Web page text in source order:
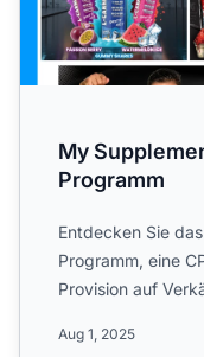
My
Programm
Entdecken Sie
Programm, eine
Provision auf
Aug 1, 2025